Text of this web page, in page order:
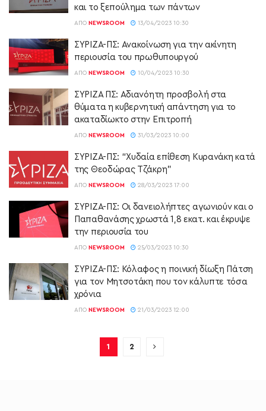
και το ξεπούλημα των πάντων
ΑΠΌ NEWSROOM 13/04/2023 10:30
ΣΥΡΙΖΑ-ΠΣ: Ανακοίνωση για την ακίνητη
περιουσία του πρωθυπουργού
ΑΠΌ NEWSROOM 10/04/2023 10:30
ΣΥΡΙΖΑ ΠΣ: Αδιανόητη προσβολή στα
θύματα η κυβερνητική απάντηση για το
ακαταδίωκτο στην Επιτροπή
ΑΠΌ NEWSROOM 31/03/2023 10:00
ΣΥΡΙΖΑ-ΠΣ: “Χυδαία επίθεση Κυρανάκη κατά
της Θεοδώρας Τζάκρη”
ΑΠΌ NEWSROOM 28/03/2023 17:00
ΣΥΡΙΖΑ-ΠΣ: Οι δανειολήπτες αγωνιούν και ο
Παπαθανάσης χρωστά 1,8 εκατ. και έκρυψε
την περιουσία του
ΑΠΌ NEWSROOM 25/03/2023 10:30
ΣΥΡΙΖΑ-ΠΣ: Κόλαφος η ποινική δίωξη Πάτση
για τον Μητσοτάκη που τον κάλυπτε τόσα
χρόνια
ΑΠΌ NEWSROOM 21/03/2023 12:00
1 2